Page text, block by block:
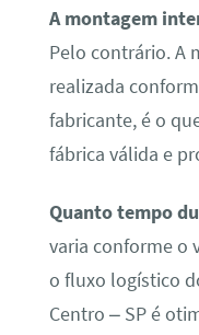
A montagem
Pelo contrário. A
realizada
fabricante, é o
fábrica válida e
Quanto tempo
varia conforme o
o fluxo logístico
Centro – SP é